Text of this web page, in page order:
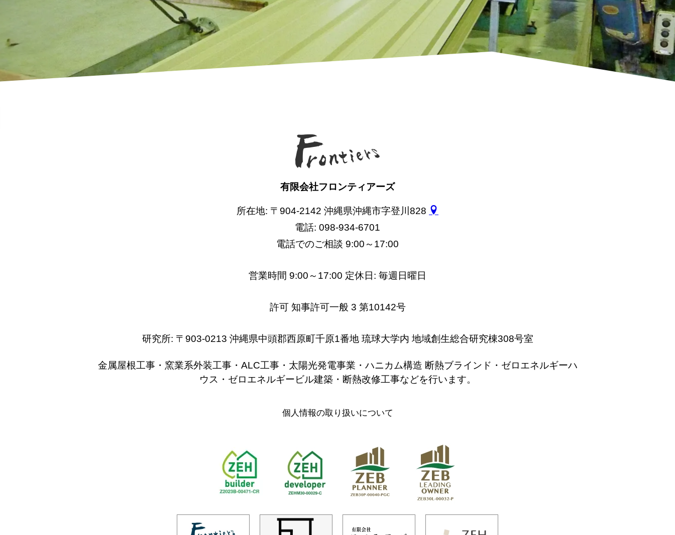
有限会社フロンティアーズ
所在地: 〒904-2142 沖縄県沖縄市字登川828
電話: 098-934-6701
電話でのご相談 9:00～17:00
営業時間 9:00～17:00 定休日: 毎週日曜日
許可 知事許可一般 3 第10142号
研究所: 〒903-0213 沖縄県中頭郡西原町千原1番地 琉球大学内 地域創生総合研究棟308号室
金属屋根工事・窯業系外装工事・ALC工事・太陽光発電事業・ハニカム構造 断熱ブラインド・ゼロエネルギーハ
ウス・ゼロエネルギービル建築・断熱改修工事などを行います。
個人情報の取り扱いについて